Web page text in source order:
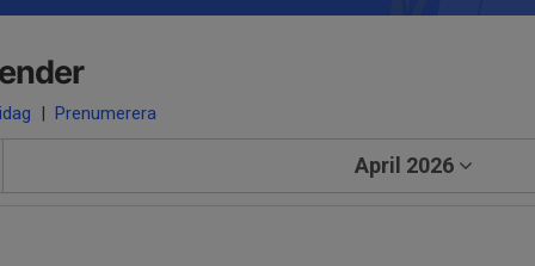
| Prenumerera
April 2026